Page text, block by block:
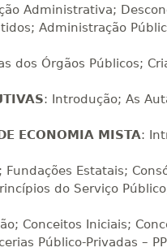
Visualizar
ELETRÔNICO
Visualizar
ELETRÔNICO
Visualizar
Administrativa;
Administração
dos Órgãos Públicos;
: Introdução; As
ECONOMIA MISTA:
Estatais;
do Serviço
Conceitos Iniciais;
Público-Privadas –